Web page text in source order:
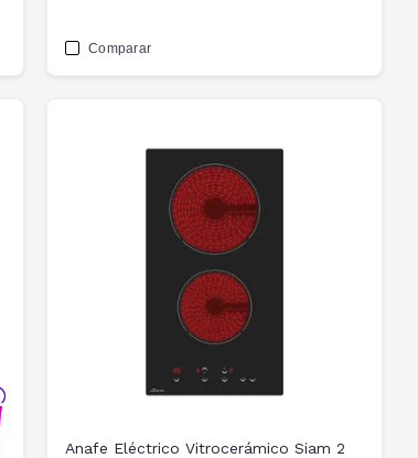
Comparar
Anafe Eléctrico Vitrocerámico Siam 2